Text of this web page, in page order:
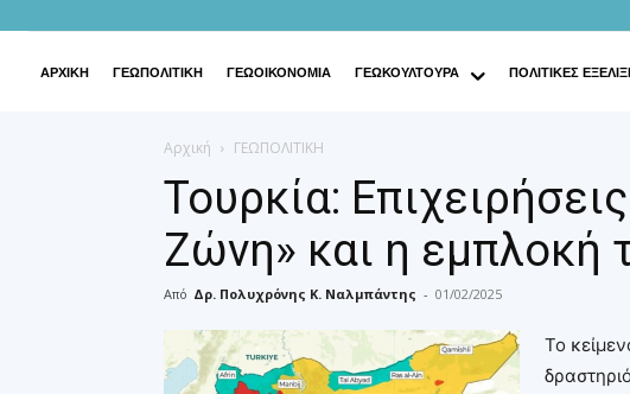
ΑΡΧΙΚΗ ΓΕΩΠΟΛΙΤΙΚΗ ΓΕΩΟΙΚΟΝΟΜΙΑ ΓΕΩΚΟΥΛΤΟΥΡΑ ΠΟΛΙΤΙΚΕΣ
Αρχική ΓΕΩΠΟΛΙΤΙΚΗ
Τουρκία:
Ζώνη» και η εμπλοκή
Από Δρ. Πολυχρόνης Κ. Ναλμπάντης - 01/02/2025
Το